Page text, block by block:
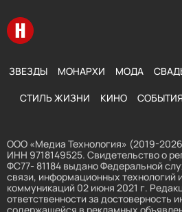
Перейти на главную
ЗВЕЗДЫ МОНАРХИ МОДА
СТИЛЬ ЖИЗНИ КИНО СОБЫТИЯ
ООО «Медиа Технология» (2019-
ИНН 9718149525. Свидетельство о
ФС77- 81184 выдано Федеральной
связи, информационных технологий
коммуникаций 02 июня 2021 г.
ответственности за достоверность